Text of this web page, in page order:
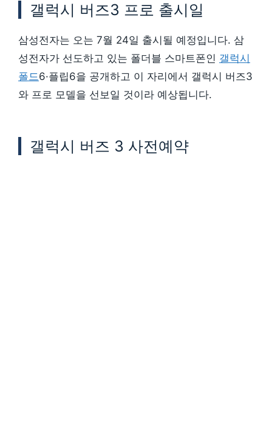
갤럭시 버즈3 프로 출시일
삼성전자는 오는 7월 24일 출시될 예정입니다. 삼
성전자가 선도하고 있는 폴더블 스마트폰인 갤럭시
폴드6·플립6을 공개하고 이 자리에서 갤럭시 버즈3
와 프로 모델을 선보일 것이라 예상됩니다.
갤럭시 버즈 3 사전예약